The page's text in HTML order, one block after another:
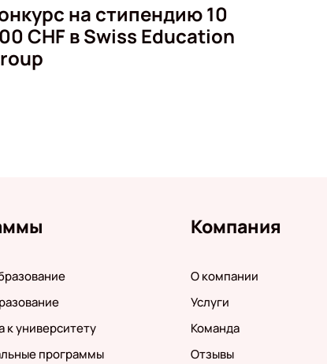
на стипендию 10
CHF в Swiss Education
к университету
программы
Компания
О компании
Услуги
Команда
Отзывы